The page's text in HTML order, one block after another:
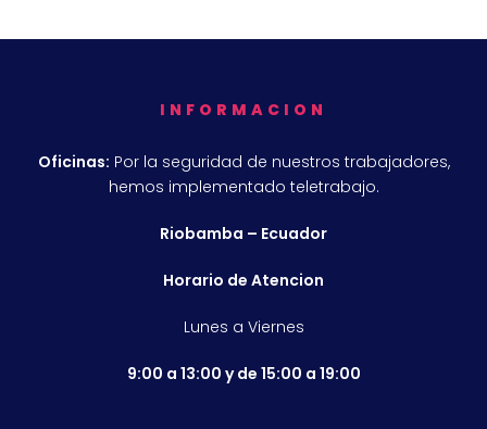
INFORMACION
Oficinas: Por la seguridad de nuestros trabajadores,
hemos implementado teletrabajo.
Riobamba – Ecuador
Horario de Atencion
Lunes a Viernes
9:00 a 13:00 y de 15:00 a 19:00